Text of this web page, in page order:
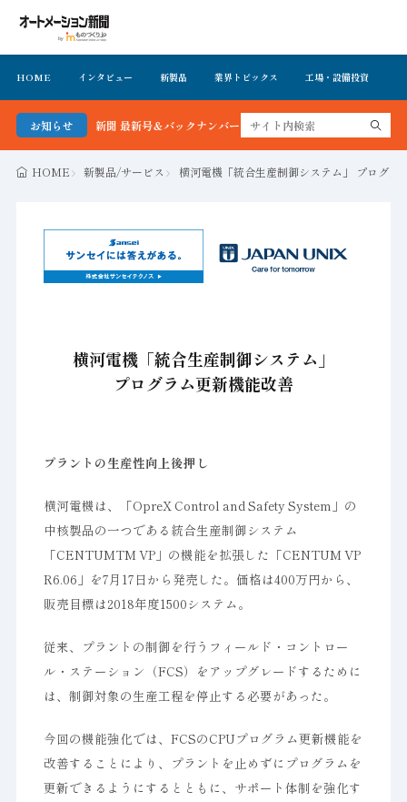
HOME インタビュー 新製品 業界トピックス 工場・設備投資
お知らせ
ーション新聞 最新号＆バックナンバーを無料で公開中 詳細はこちら
HOME 新製品/サービス 横河電機「統合生産制御システム」 プログラ
横河電機「統合生産制御システム」
プログラム更新機能改善
プラントの生産性向上後押し
横河電機は、「OpreX Control and Safety System」の
中核製品の一つである統合生産制御システム
「CENTUMTM VP」の機能を拡張した「CENTUM VP
R6.06」を7月17日から発売した。価格は400万円から、
販売目標は2018年度1500システム。
従来、プラントの制御を行うフィールド・コントロー
ル・ステーション（FCS）をアップグレードするために
は、制御対象の生産工程を停止する必要があった。
今回の機能強化では、FCSのCPUプログラム更新機能を
改善することにより、プラントを止めずにプログラムを
更新できるようにするとともに、サポート体制を強化す